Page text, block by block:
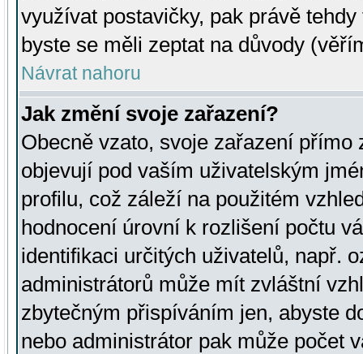
využívat postavičky, pak právě
byste se měli zeptat na důvody
Návrat nahoru
Jak změní svoje zařazení?
Obecně vzato, svoje zařazení přímo
objevují pod vaším uživatelským
profilu, což záleží na použitém
hodnocení úrovní k rozlišení počtu
identifikaci určitých uživatelů, např.
administrátorů může mít zvláštní
zbytečným přispíváním jen, abyste
nebo administrátor pak může počet